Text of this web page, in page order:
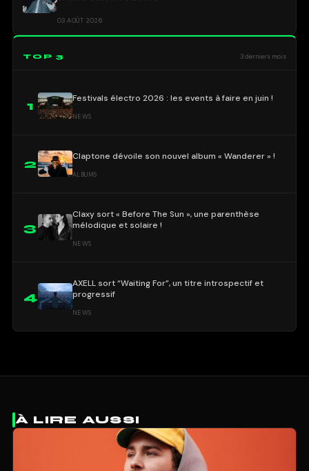
03 AOÛT 2026
TOP 3 3 derniers mois
1
Festivals électro 2026 : les events à faire en juin !
NEWS
2
Claptone dévoile son nouvel album « Wanderer » !
ALBUMS
3
Claxy sort « Before The Sun », une parenthèse
mélodique et solaire !
NEWS
4
AXELL sort “Waiting For”, un titre introspectif et
progressif
NEWS
À LIRE AUSSI